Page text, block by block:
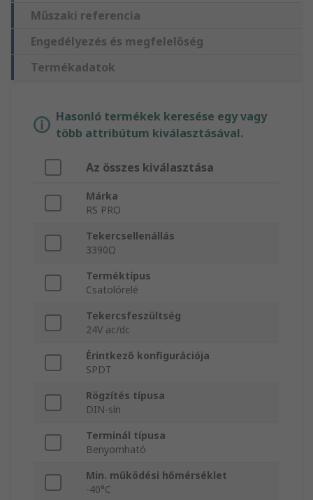
Műszaki referencia
Engedélyezés és megfelelőség
Termékadatok
Hasonló termékek keresése egy vagy
több attribútum kiválasztásával.
Az összes kiválasztása
Márka
RS PRO
Tekercsellenállás
3390Ω
Terméktípus
Csatolórelé
Tekercsfeszültség
24V ac/dc
Érintkező konfigurációja
SPDT
Rögzítés típusa
DIN-sín
Terminál típusa
Benyomható
Min. működési hőmérséklet
-40°C